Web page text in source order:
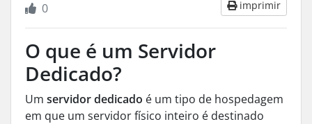
imprimir
0
O que é um Servidor
Dedicado?
Um servidor dedicado é um tipo de hospedagem
em que um servidor físico inteiro é destinado